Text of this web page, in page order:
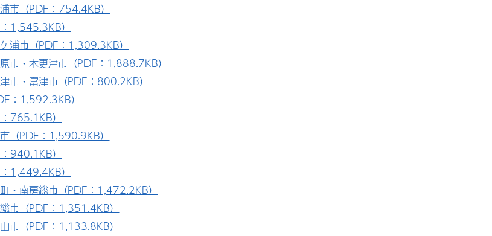
市（PDF：754.4KB）
1,545.3KB）
浦市（PDF：1,309.3KB）
市・木更津市（PDF：1,888.7KB）
市・富津市（PDF：800.2KB）
：1,592.3KB）
765.1KB）
（PDF：1,590.9KB）
940.1KB）
1,449.4KB）
・南房総市（PDF：1,472.2KB）
市（PDF：1,351.4KB）
市（PDF：1,133.8KB）